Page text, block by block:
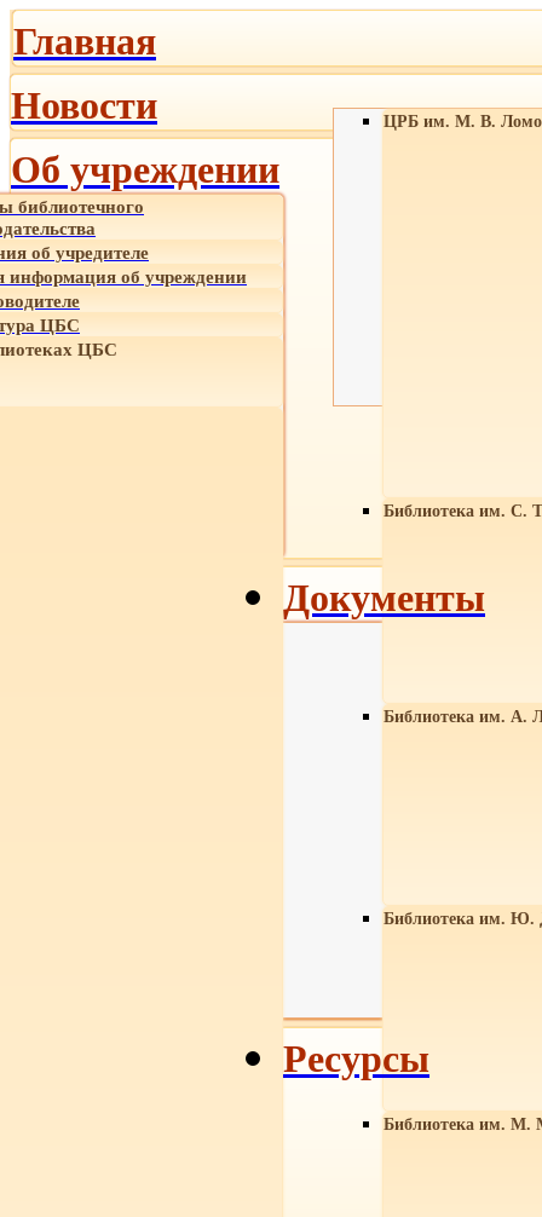
Главная
Новости
Об учреждении
библиотечного
об учредителе
об учреждении
ЦБС
ЦБС
ЦРБ им. М. В.
Библиотека им. С.
Библиотека им. А.
Библиотека им. Ю.
Библиотека им. М.
Документы
Ресурсы